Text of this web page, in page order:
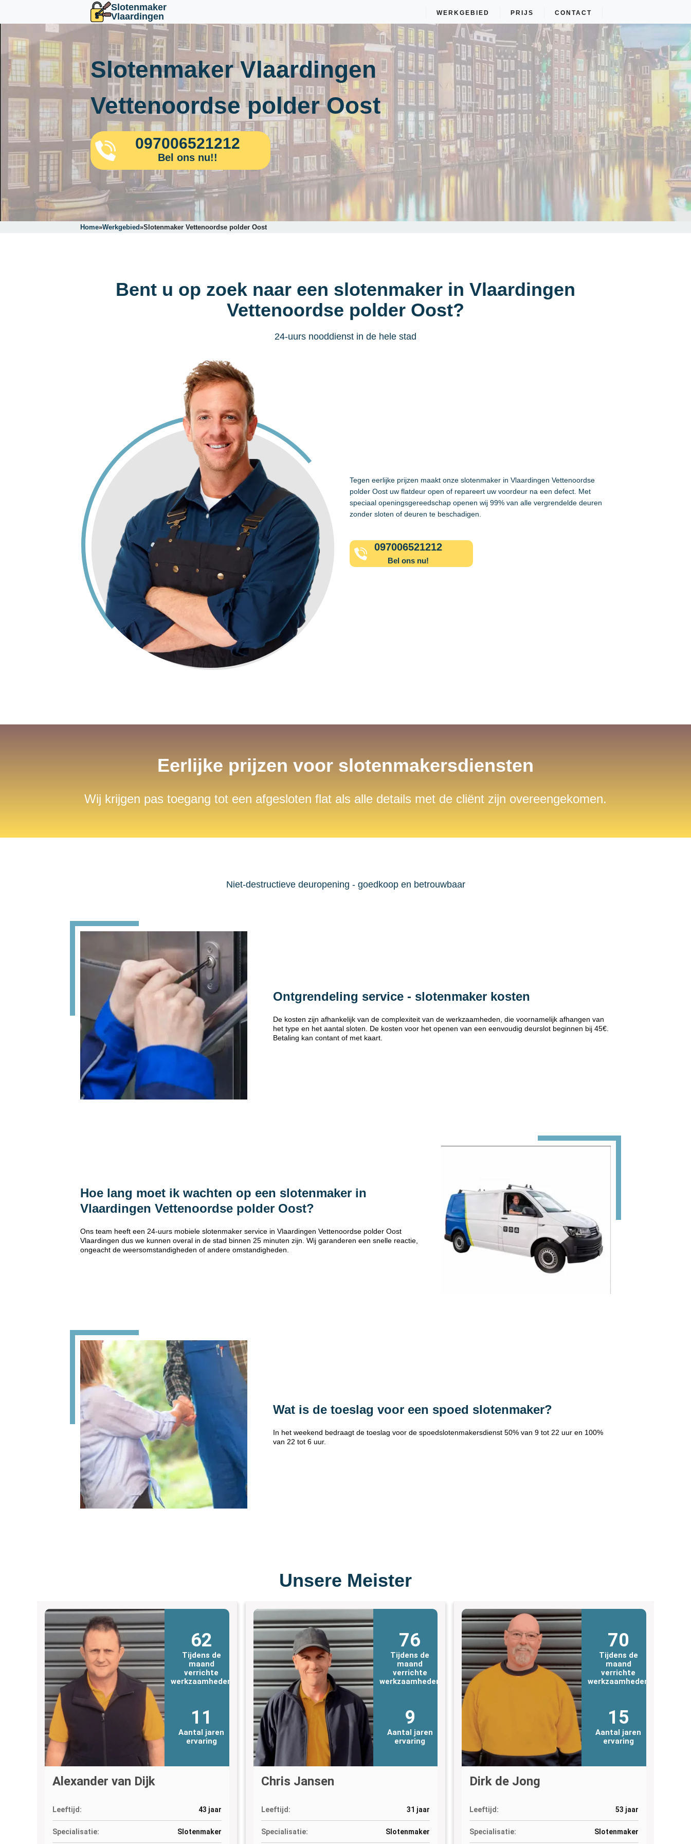
Slotenmaker
Vlaardingen
WERKGEBIED PRIJS CONTACT
Slotenmaker Vlaardingen
Vettenoordse polder Oost
097006521212
Bel ons nu!!
Home»Werkgebied»Slotenmaker Vettenoordse polder Oost
Bent u op zoek naar een slotenmaker in Vlaardingen
Vettenoordse polder Oost?
24-uurs nooddienst in de hele stad
Tegen eerlijke prijzen maakt onze slotenmaker in Vlaardingen Vettenoordse
polder Oost uw flatdeur open of repareert uw voordeur na een defect. Met
speciaal openingsgereedschap openen wij 99% van alle vergrendelde deuren
zonder sloten of deuren te beschadigen.
097006521212
Bel ons nu!
Eerlijke prijzen voor slotenmakersdiensten
Wij krijgen pas toegang tot een afgesloten flat als alle details met de cliënt zijn overeengekomen.
Niet-destructieve deuropening - goedkoop en betrouwbaar
Ontgrendeling service - slotenmaker kosten
De kosten zijn afhankelijk van de complexiteit van de werkzaamheden, die voornamelijk afhangen van
het type en het aantal sloten. De kosten voor het openen van een eenvoudig deurslot beginnen bij 45€.
Betaling kan contant of met kaart.
Hoe lang moet ik wachten op een slotenmaker in
Vlaardingen Vettenoordse polder Oost?
Ons team heeft een 24-uurs mobiele slotenmaker service in Vlaardingen Vettenoordse polder Oost
Vlaardingen dus we kunnen overal in de stad binnen 25 minuten zijn. Wij garanderen een snelle reactie,
ongeacht de weersomstandigheden of andere omstandigheden.
Wat is de toeslag voor een spoed slotenmaker?
In het weekend bedraagt de toeslag voor de spoedslotenmakersdienst 50% van 9 tot 22 uur en 100%
van 22 tot 6 uur.
Unsere Meister
62
Tijdens de
maand
verrichte
werkzaamheden
11
Aantal jaren
ervaring
Alexander van Dijk
Leeftijd: 43 jaar
Specialisatie: Slotenmaker
76
Tijdens de
maand
verrichte
werkzaamheden
9
Aantal jaren
ervaring
Chris Jansen
Leeftijd: 31 jaar
Specialisatie: Slotenmaker
70
Tijdens de
maand
verrichte
werkzaamheden
15
Aantal jaren
ervaring
Dirk de Jong
Leeftijd: 53 jaar
Specialisatie: Slotenmaker